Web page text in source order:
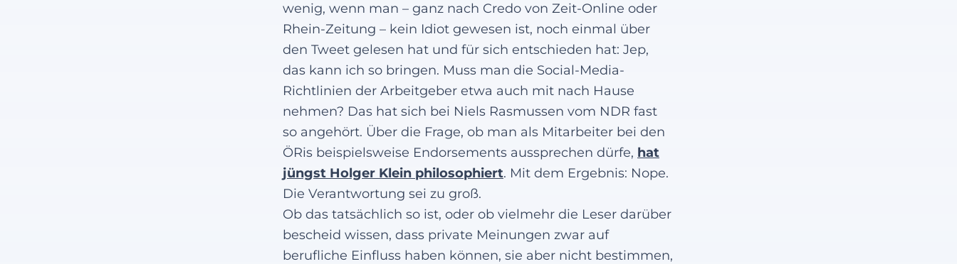
wenig, wenn man – ganz nach Credo von Zeit-Online oder
Rhein-Zeitung – kein Idiot gewesen ist, noch einmal über
den Tweet gelesen hat und für sich entschieden hat: Jep,
das kann ich so bringen. Muss man die Social-Media-
Richtlinien der Arbeitgeber etwa auch mit nach Hause
nehmen? Das hat sich bei Niels Rasmussen vom NDR fast
so angehört. Über die Frage, ob man als Mitarbeiter bei den
ÖRis beispielsweise Endorsements aussprechen dürfe, hat
jüngst Holger Klein philosophiert. Mit dem Ergebnis: Nope.
Die Verantwortung sei zu groß.
Ob das tatsächlich so ist, oder ob vielmehr die Leser darüber
bescheid wissen, dass private Meinungen zwar auf
berufliche Einfluss haben können, sie aber nicht bestimmen,